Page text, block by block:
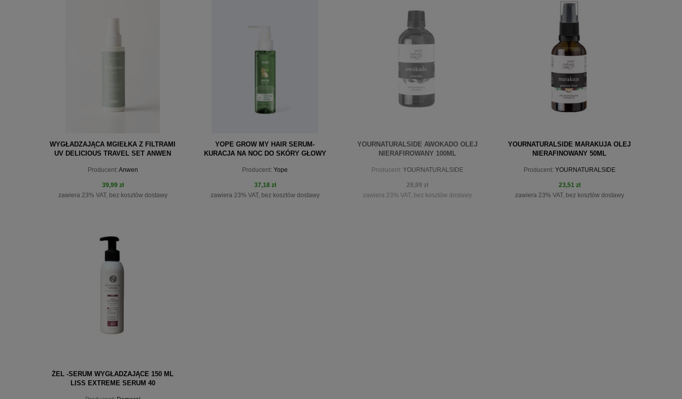
do koszyka
WYGŁADZAJĄCA MGIEŁKA Z FILTRAMI
UV DELICIOUS TRAVEL SET ANWEN
Producent: Anwen
39,99 zł
zawiera 23% VAT, bez kosztów dostawy
do koszyka
YOPE GROW MY HAIR SERUM-
KURACJA NA NOC DO SKÓRY GŁOWY
Producent: Yope
37,18 zł
zawiera 23% VAT, bez kosztów dostawy
YOURNATURALSIDE AWOKADO OLEJ
NIERAFIROWANY 100ML
Producent: YOURNATURALSIDE
28,99 zł
zawiera 23% VAT, bez kosztów dostawy
YOURNATURALSIDE MARAKUJA OLEJ
NIERAFINOWANY 50ML
Producent: YOURNATURALSIDE
23,51 zł
zawiera 23% VAT, bez kosztów dostawy
ŻEL -SERUM WYGŁADZAJĄCE 150 ML
LISS EXTREME SERUM 40